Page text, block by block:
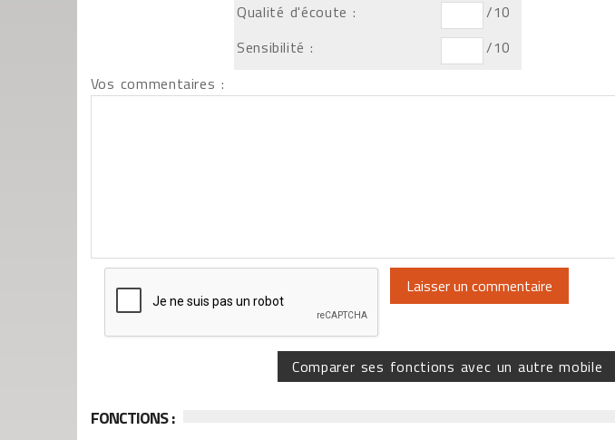
Qualité d'écoute :
/10
Sensibilité :
/10
Vos commentaires :
Comparer ses fonctions avec un autre mobile
FONCTIONS :